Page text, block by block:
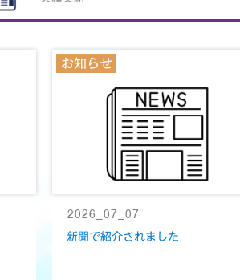
お知らせ
2026_07_07
新聞で紹介されました